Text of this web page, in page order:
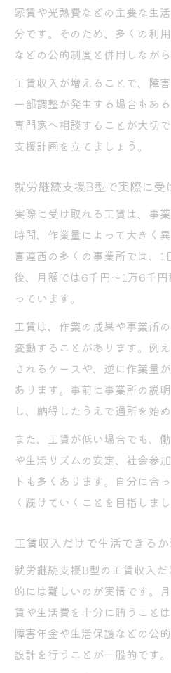
家賃や光熱費などの主要な生
分です。そのため、多くの利
などの公的制度と併用しなが
工賃収入が増えることで、障
一部調整が発生する場合もあ
専門家へ相談することが大切
支援計画を立てましょう。
就労継続支援B型で実際に受
実際に受け取れる工賃は、事
時間、作業量によって大きく
喜連西の多くの事業所では、
後、月額では6千円～1万6千
っています。
工賃は、作業の成果や事業所
変動することがあります。例
されるケースや、逆に作業量
あります。事前に事業所の説
し、納得したうえで通所を始
また、工賃が低い場合でも、
や生活リズムの安定、社会参
トも多くあります。自分に合
く続けていくことを目指しまし
工賃収入だけで生活できる
就労継続支援B型の工賃収入
的には難しいのが実情です。
賃や生活費を十分に賄うこと
障害年金や生活保護などの公
設計を行うことが一般的です。